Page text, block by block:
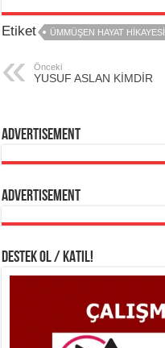
Etiket ÜMMÜŞEN HAYAT HİKAYESİ
Önceki
YUSUF ASLAN KİMDİR
Advertisement
Advertisement
DESTEK OL / KATIL!